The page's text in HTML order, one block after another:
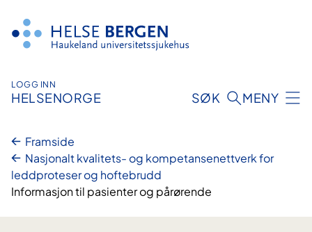
innhald
LOGG INN
HELSENORGE SØK MENY
Framside
Nasjonalt kvalitets- og kompetansenettverk for
leddproteser og hoftebrudd
Informasjon til pasienter og pårørende